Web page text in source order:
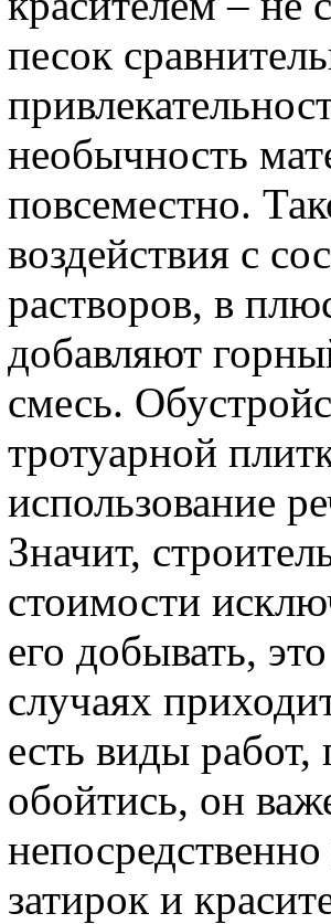
песок
необычность
повсеместно.
воздействия с
растворов, в
добавляют
смесь.
тротуарной
использование
Значит,
стоимости
его добывать,
случаях
есть виды работ,
обойтись, он
затирок и